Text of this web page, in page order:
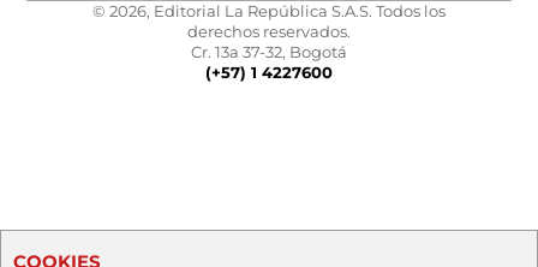
© 2026, Editorial La República S.A.S. Todos los
derechos reservados.
Cr. 13a 37-32, Bogotá
(+57) 1 4227600
COOKIES